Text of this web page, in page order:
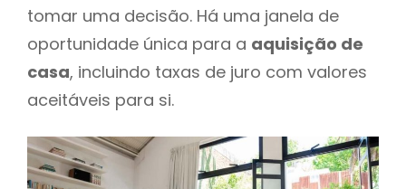
tomar uma decisão. Há uma janela de
oportunidade única para a aquisição de
casa, incluindo taxas de juro com valores
aceitáveis para si.